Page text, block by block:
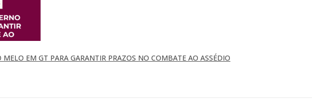
MELO EM GT PARA GARANTIR PRAZOS NO COMBATE AO ASSÉDIO